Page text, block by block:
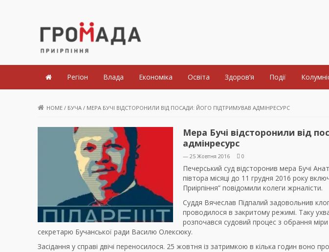
Громада Приірпіння
Регіон Влада Економіка Освіта Здоров’я Події
HOME / БУЧА / МЕРА БУЧІ ВІДСТОРОНИЛИ ВІД ПОСАДИ: ЙОГО ПІДТРИМУВАВ АДМІНРЕСУРС
Мера Бучі відсторонили від
адмінресурс
— 25 Жовтня 2016 0
Печерський суд відсторонив мера Бучі
півтора місяці до 11 грудня 2016 року
Приірпіння” повідомили колеги жрналісти.
Суддя Вячеслав Підпалий задовольнив
проводилося в закритому режимі. Таку
розпочався судовий процес з обрання
секретарю Бучанської ради Василю Олексюку.
Засідання у справі двічі переносилося. 25 жовтня із затримкою в кілька годин воно